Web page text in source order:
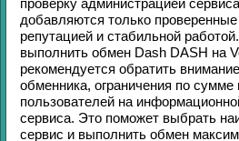
проверку администрацией
добавляются только
репутацией и стабильной
выполнить обмен Dash DASH на
рекомендуется обратить
обменника, ограничения по сумме
пользователей на
сервиса. Это поможет выбрать
сервис и выполнить обмен